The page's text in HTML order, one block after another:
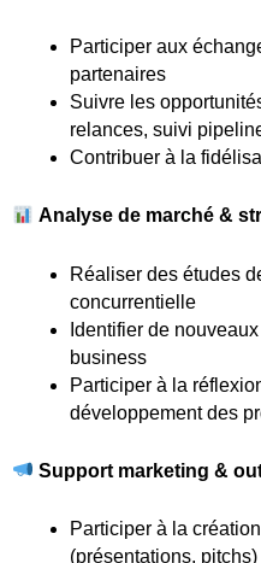
Participer aux
partenaires
Suivre les
relances, suivi
Contribuer à la
Analyse de marché &
Réaliser des études
concurrentielle
Identifier de
business
Participer à la
développement des
Support marketing &
Participer à la
(présentations, pitchs)